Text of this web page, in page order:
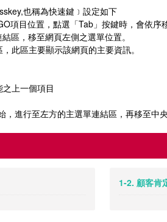
也稱為快速鍵﹞設定如下
項目位置，點選「Tab」按鍵時，會依序
區，移至網頁左側之選單位置。
此區主要顯示該網頁的主要資訊。
上一個項目
，進行至左方的主選單連結區，再移至中
1-2. 顧客肯